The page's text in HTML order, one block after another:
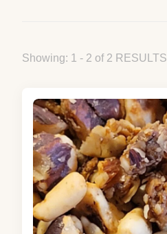
Showing: 1 - 2 of 2 RESULTS